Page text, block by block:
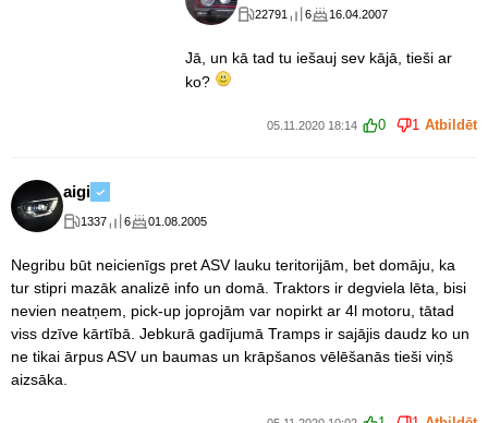
22791 6 16.04.2007
Jā, un kā tad tu iešauj sev kājā, tieši ar
ko?
05.11.2020 18:14 0 1 Atbildēt
aigi
1337 6 01.08.2005
Negribu būt neicienīgs pret ASV lauku teritorijām, bet domāju, ka
tur stipri mazāk analizē info un domā. Traktors ir degviela lēta, bisi
nevien neatņem, pick-up joprojām var nopirkt ar 4l motoru, tātad
viss dzīve kārtībā. Jebkurā gadījumā Tramps ir sajājis daudz ko un
ne tikai ārpus ASV un baumas un krāpšanos vēlēšanās tieši viņš
aizsāka.